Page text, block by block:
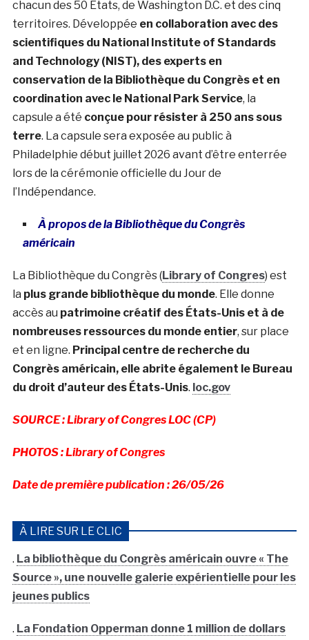
chacun des 50 États, de Washington D.C. et des cinq
territoires. Développée en collaboration avec des
scientifiques du National Institute of Standards
and Technology (NIST), des experts en
conservation de la Bibliothèque du Congrès et en
coordination avec le National Park Service, la
capsule a été conçue pour résister à 250 ans sous
terre. La capsule sera exposée au public à
Philadelphie début juillet 2026 avant d’être enterrée
lors de la cérémonie officielle du Jour de
l’Indépendance.
À propos de la Bibliothèque du Congrès
américain
La Bibliothèque du Congrès (Library of Congres) est
la plus grande bibliothèque du monde. Elle donne
accès au patrimoine créatif des États-Unis et à de
nombreuses ressources du monde entier, sur place
et en ligne. Principal centre de recherche du
Congrès américain, elle abrite également le Bureau
du droit d’auteur des États-Unis. loc.gov
SOURCE : Library of Congres LOC (CP)
PHOTOS : Library of Congres
Date de première publication : 26/05/26
À LIRE SUR LE CLIC
. La bibliothèque du Congrès américain ouvre « The
Source », une nouvelle galerie expérientielle pour les
jeunes publics
. La Fondation Opperman donne 1 million de dollars